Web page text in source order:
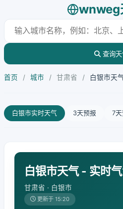
wnweg
查询天
首页 / 城市 / 甘肃省 / 白银市天
白银市实时天气 3天预报 7
白银市天气 - 实时
甘肃省 · 白银市
更新于 15:20